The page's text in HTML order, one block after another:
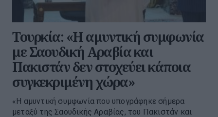
Τουρκία: «Η αμυντική συμφωνία
με Σαουδική Αραβία και
Πακιστάν δεν στοχεύει κάποια
συγκεκριμένη χώρα»
«Η αμυντική συμφωνία που υπογράφηκε σήμερα
μεταξύ της Σαουδικής Αραβίας, του Πακιστάν και